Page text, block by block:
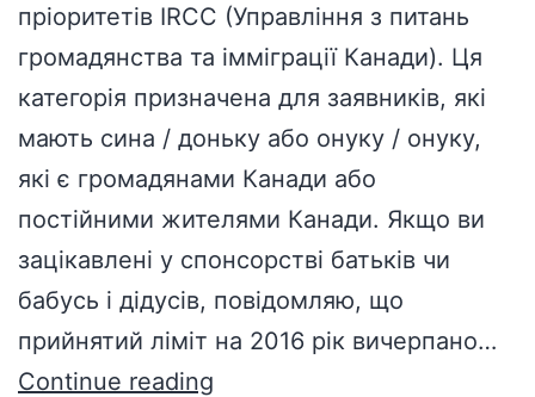
пріоритетів IRCC (Управління з питань
громадянства та імміграції Канади). Ця
категорія призначена для заявників, які
мають сина / доньку або онуку / онуку,
які є громадянами Канади або
постійними жителями Канади. Якщо ви
зацікавлені у спонсорстві батьків чи
бабусь і дідусів, повідомляю, що
прийнятий ліміт на 2016 рік вичерпано…
Continue reading